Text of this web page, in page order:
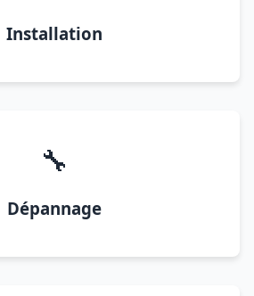
Installation
🔧
Dépannage